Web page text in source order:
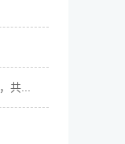
共...